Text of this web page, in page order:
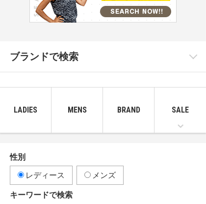
ブランドで検索
LADIES MENS BRAND SALE
性別
レディース メンズ
キーワードで検索